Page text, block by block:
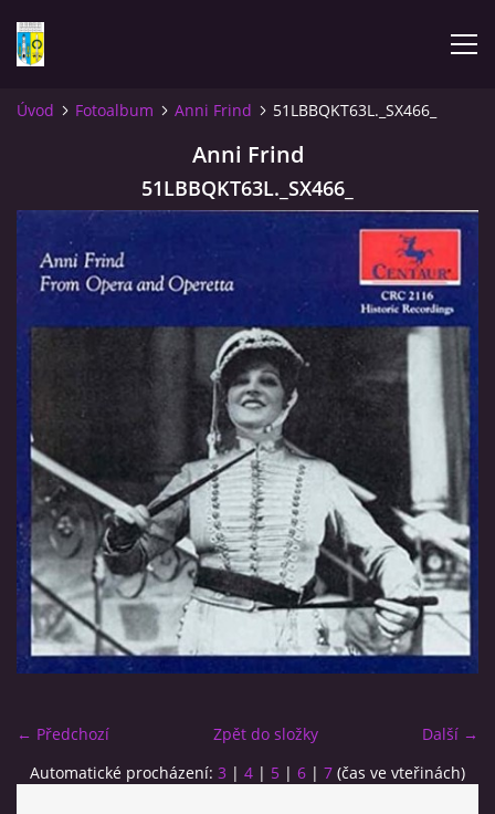
FOTOALBUM
KOMENTÁŘE
KNIHA MIKULÁŠOVICE - NIXDORF
© 2026 eStránky.cz |RSS
Úvod Fotoalbum Anni Frind 51LBBQKT63L._SX466_
Anni Frind
51LBBQKT63L._SX466_
← Předchozí Další →
Zpět do složky
Automatické procházení: 3 | 4 | 5 | 6 | 7 (čas ve vteřinách)